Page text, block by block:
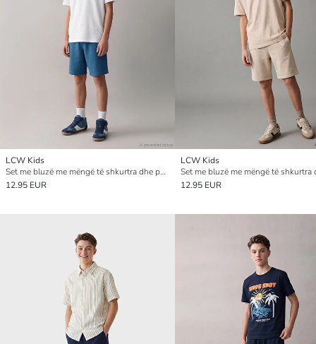
LCW Kids
Set me bluzë me mëngë të shkurtra dhe pantallona të shkurtra të stampuara për djem
12.95 EUR
LCW Kids
12.95 EUR